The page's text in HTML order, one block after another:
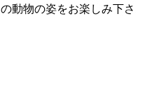
動物の姿をお楽しみ下さ